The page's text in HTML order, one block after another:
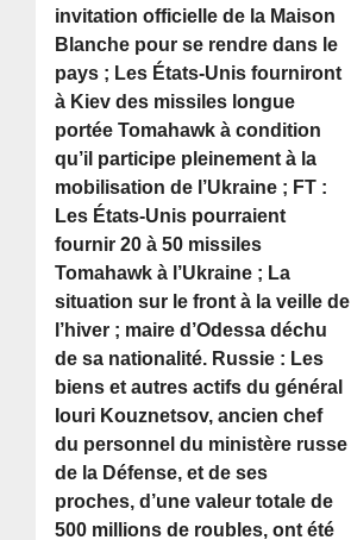
invitation officielle de la Maison
Blanche pour se rendre dans le
pays ; Les États-Unis fourniront
à Kiev des missiles longue
portée Tomahawk à condition
qu’il participe pleinement à la
mobilisation de l’Ukraine ; FT :
Les États-Unis pourraient
fournir 20 à 50 missiles
Tomahawk à l’Ukraine ; La
situation sur le front à la veille de
l’hiver ; maire d’Odessa déchu
de sa nationalité. Russie : Les
biens et autres actifs du général
Iouri Kouznetsov, ancien chef
du personnel du ministère russe
de la Défense, et de ses
proches, d’une valeur totale de
500 millions de roubles, ont été